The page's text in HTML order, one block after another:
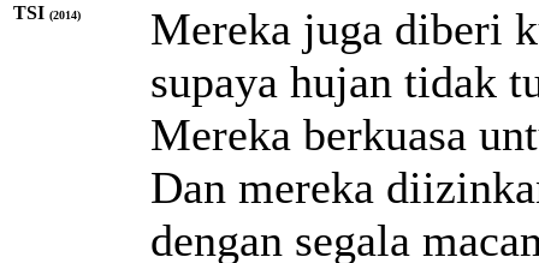
TSI (2014)
Mereka juga diberi
supaya hujan tidak
Mereka berkuasa
Dan mereka
dengan segala